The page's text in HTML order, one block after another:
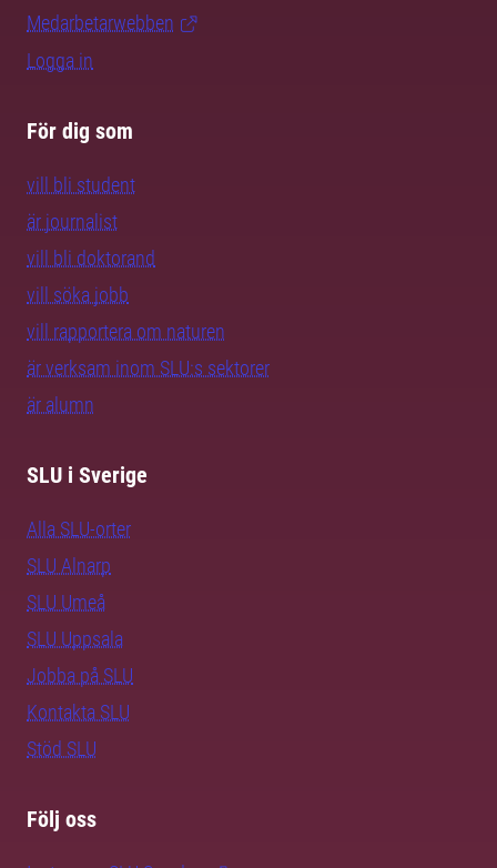
Medarbetarwebben
Logga in
För dig som
vill bli student
är journalist
vill bli doktorand
vill söka jobb
vill rapportera om naturen
är verksam inom SLU:s sektorer
är alumn
SLU i Sverige
Alla SLU-orter
SLU Alnarp
SLU Umeå
SLU Uppsala
Jobba på SLU
Kontakta SLU
Stöd SLU
Följ oss